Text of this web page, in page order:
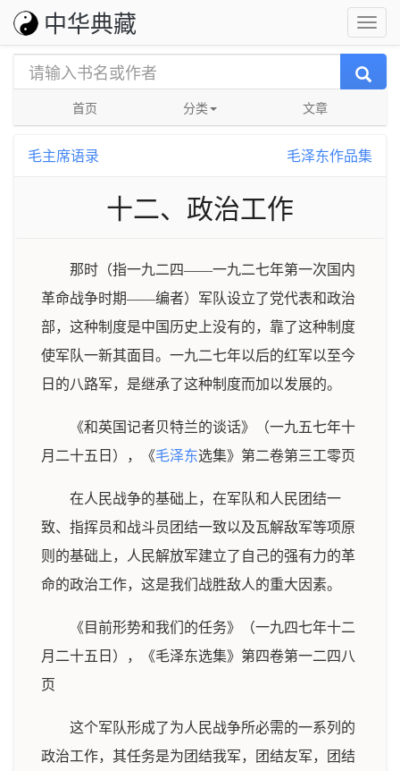
中华典藏
首页 分类 文章
毛主席语录 毛泽东作品集
十二、政治工作
那时（指一九二四——一九二七年第一次国内
革命战争时期——编者）军队设立了党代表和政治
部，这种制度是中国历史上没有的，靠了这种制度
使军队一新其面目。一九二七年以后的红军以至今
日的八路军，是继承了这种制度而加以发展的。
《和英国记者贝特兰的谈话》（一九五七年十
月二十五日），《毛泽东选集》第二卷第三工零页
在人民战争的基础上，在军队和人民团结一
致、指挥员和战斗员团结一致以及瓦解敌军等项原
则的基础上，人民解放军建立了自己的强有力的革
命的政治工作，这是我们战胜敌人的重大因素。
《目前形势和我们的任务》（一九四七年十二
月二十五日），《毛泽东选集》第四卷第一二四八
页
这个军队形成了为人民战争所必需的一系列的
政治工作，其任务是为团结我军，团结友军，团结